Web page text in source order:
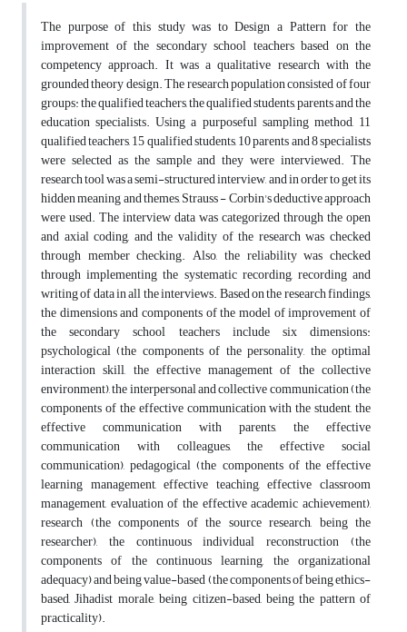
The purpose of this study was to Design a Pattern for the
improvement of the secondary school teachers based on the
competency approach. It was a qualitative research with the
grounded theory design. The research population consisted of four
groups: the qualified teachers, the qualified students, parents and the
education specialists. Using a purposeful sampling method, 11
qualified teachers, 15 qualified students, 10 parents and 8 specialists
were selected as the sample and they were interviewed. The
research tool was a semi-structured interview, and in order to get its
hidden meaning and themes, Strauss - Corbin's deductive approach
were used. The interview data was categorized through the open
and axial coding, and the validity of the research was checked
through member checking. Also, the reliability was checked
through implementing the systematic recording, recording and
writing of data in all the interviews. Based on the research findings,
the dimensions and components of the model of improvement of
the secondary school teachers include six dimensions:
psychological (the components of the personality, the optimal
interaction skill, the effective management of the collective
environment), the interpersonal and collective communication (the
components of the effective communication with the student, the
effective communication with parents, the effective
communication with colleagues, the effective social
communication), pedagogical (the components of the effective
learning management, effective teaching, effective classroom
management, evaluation of the effective academic achievement),
research (the components of the source research, being the
researcher), the continuous individual reconstruction (the
components of the continuous learning, the organizational
adequacy) and being value-based (the components of being ethics-
based, Jihadist morale, being citizen-based, being the pattern of
practicality).